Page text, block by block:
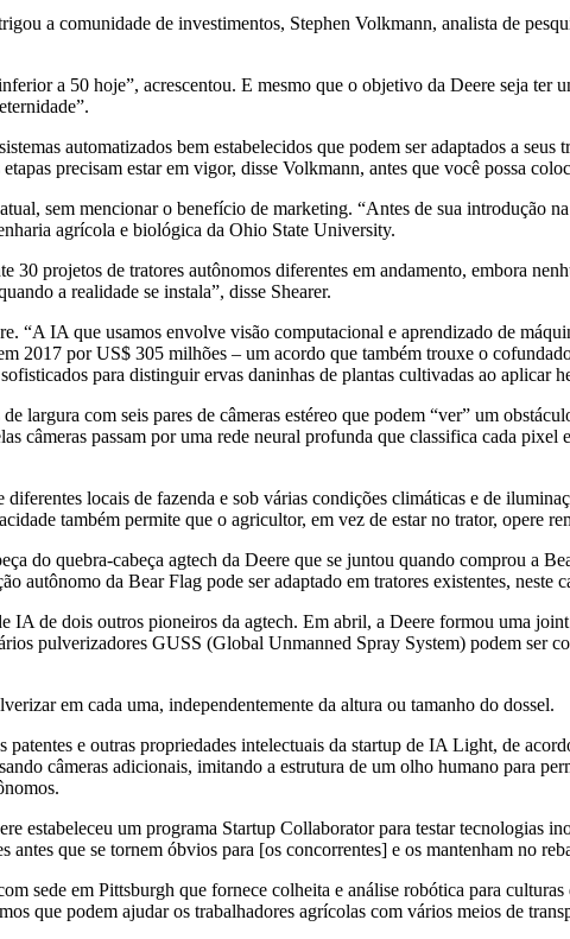
a comunidade de investimentos, Stephen Volkmann, analista de
a 50 hoje”, acrescentou. E mesmo que o objetivo da Deere seja ter
automatizados bem estabelecidos que podem ser adaptados a
precisam estar em vigor, disse Volkmann, antes que você possa
sem mencionar o benefício de marketing. “Antes de sua introdução
agrícola e biológica da Ohio State University.
30 projetos de tratores autônomos diferentes em andamento, embora
a realidade se instala”, disse Shearer.
“A IA que usamos envolve visão computacional e aprendizado de
2017 por US$ 305 milhões – um acordo que também trouxe o
para distinguir ervas daninhas de plantas cultivadas ao aplicar
largura com seis pares de câmeras estéreo que podem “ver” um
câmeras passam por uma rede neural profunda que classifica cada
locais de fazenda e sob várias condições climáticas e de
também permite que o agricultor, em vez de estar no trator, opere
do quebra-cabeça agtech da Deere que se juntou quando comprou a
autônomo da Bear Flag pode ser adaptado em tratores existentes,
IA de dois outros pioneiros da agtech. Em abril, a Deere formou uma
pulverizadores GUSS (Global Unmanned Spray System) podem ser
em cada uma, independentemente da altura ou tamanho do dossel.
patentes e outras propriedades intelectuais da startup de IA Light, de
câmeras adicionais, imitando a estrutura de um olho humano para
estabeleceu um programa Startup Collaborator para testar tecnologias
antes que se tornem óbvios para [os concorrentes] e os mantenham no
sede em Pittsburgh que fornece colheita e análise robótica para
que podem ajudar os trabalhadores agrícolas com vários meios de